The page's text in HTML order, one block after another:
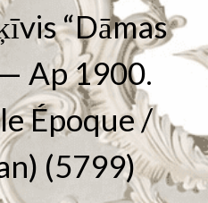
“Dāmas
Ap 1900.
Époque /
(5799)